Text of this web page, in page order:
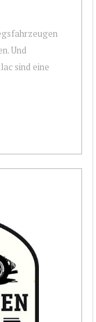
Und
sind eine